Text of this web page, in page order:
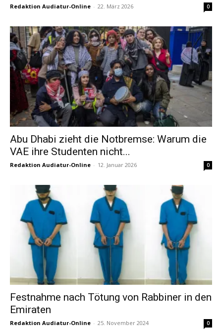
Redaktion Audiatur-Online - 22. März 2026 0
Abu Dhabi zieht die Notbremse: Warum die
VAE ihre Studenten nicht...
Redaktion Audiatur-Online - 12. Januar 2026 0
Festnahme nach Tötung von Rabbiner in den
Emiraten
Redaktion Audiatur-Online - 25. November 2024 0